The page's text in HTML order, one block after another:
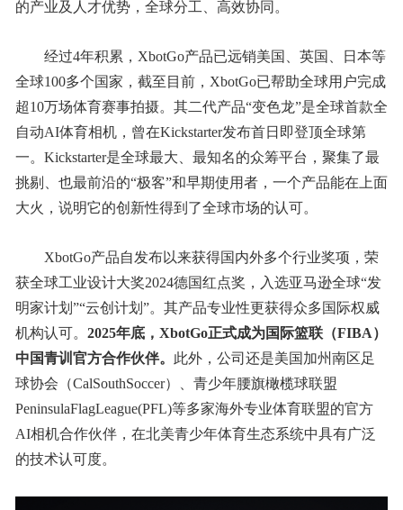
的产业及人才优势，全球分工、高效协同。
经过4年积累，XbotGo产品已远销美国、英国、日本等
全球100多个国家，截至目前，XbotGo已帮助全球用户完成
超10万场体育赛事拍摄。其二代产品“变色龙”是全球首款全
自动AI体育相机，曾在Kickstarter发布首日即登顶全球第
一。Kickstarter是全球最大、最知名的众筹平台，聚集了最
挑剔、也最前沿的“极客”和早期使用者，一个产品能在上面
大火，说明它的创新性得到了全球市场的认可。
XbotGo产品自发布以来获得国内外多个行业奖项，荣
获全球工业设计大奖2024德国红点奖，入选亚马逊全球“发
明家计划”“云创计划”。其产品专业性更获得众多国际权威
机构认可。 2025年底，XbotGo正式成为国际篮联（FIBA）
中国青训官方合作伙伴。 此外，公司还是美国加州南区足
球协会（CalSouthSoccer）、青少年腰旗橄榄球联盟
PeninsulaFlagLeague(PFL)等多家海外专业体育联盟的官方
AI相机合作伙伴，在北美青少年体育生态系统中具有广泛
的技术认可度。